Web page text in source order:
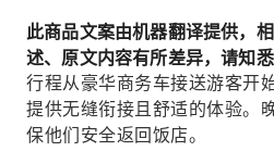
此商品文案由机器翻译提供，
述、原文内容有所差异，请知悉
行程从豪华商务车接送游客开
提供无缝衔接且舒适的体验。
保他们安全返回饭店。